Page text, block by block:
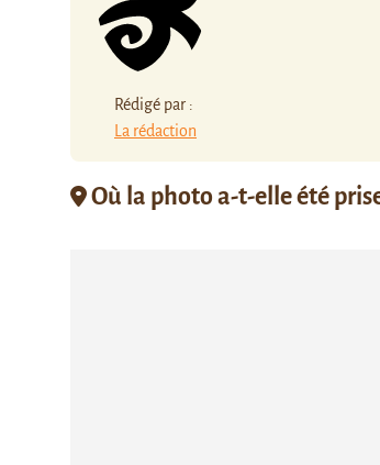
Rédigé par :
La rédaction
Où la photo a-t-elle été